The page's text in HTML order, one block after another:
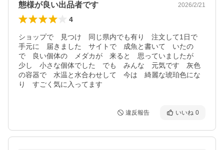
態様が良い出品者です 2026/2/21
4
ショップで　見つけ　同じ県内でも有り　注文して1日で
手元に　届きました　サイトで　成魚と書いて　いたの
で　良い個体の　メダカが　来ると　思っていましたが
少し　小さな個体でした　でも　みんな　元気です　灰色
の容器で　水温と水合わせして　今は　綺麗な琥珀色にな
り　すごく気に入ってます
違反報告 いいね 0